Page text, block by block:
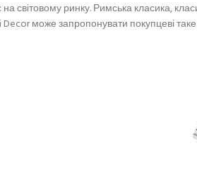
світовому ринку. Римська класика,
може запропонувати покупцеві